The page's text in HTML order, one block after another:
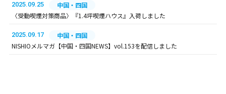
2025.09.25
中国・四国
〈受動喫煙対策商品〉『1.4坪喫煙ハウス』入荷しました
2025.09.17
中国・四国
NISHIOメルマガ【中国・四国NEWS】vol.153を配信しました